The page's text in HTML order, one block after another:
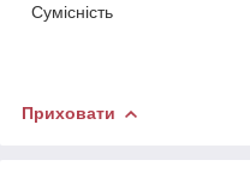
Сумісність
Приховати